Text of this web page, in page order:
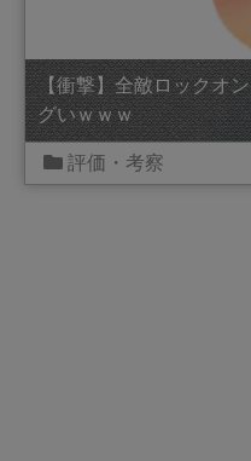
【衝撃】全敵ロックオ
グいｗｗｗ
評価・考察